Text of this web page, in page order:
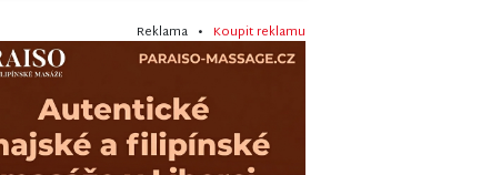
Reklama • Koupit reklamu